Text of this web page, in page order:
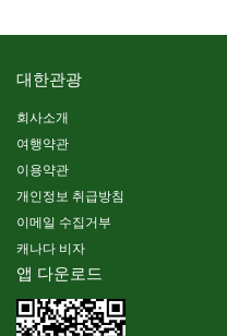
대한관광
회사소개
여행약관
이용약관
개인정보 취급방침
이메일 수집거부
캐나다 비자
앱 다운로드